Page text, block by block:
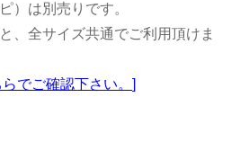
）は別売りです。
、全サイズ共通でご利用頂けま
でご確認下さい。 ]